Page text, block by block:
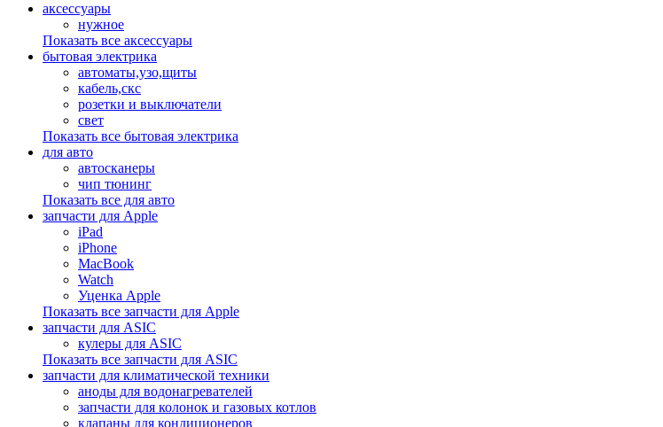
аксессуары
нужное
Показать все аксессуары
бытовая электрика
автоматы,узо,щиты
кабель,скс
розетки и выключатели
свет
Показать все бытовая электрика
для авто
автосканеры
чип тюнинг
Показать все для авто
запчасти для Apple
iPad
iPhone
MacBook
Watch
Уценка Apple
Показать все запчасти для Apple
запчасти для ASIC
кулеры для ASIC
Показать все запчасти для ASIC
запчасти для климатической техники
аноды для водонагревателей
запчасти для колонок и газовых котлов
клапаны для кондиционеров